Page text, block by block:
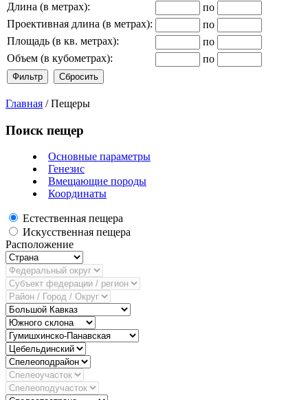
Длина (в метрах):
по
Проективная длина (в метрах):
по
Площадь (в кв. метрах):
по
Объем (в кубометрах):
по
Главная / Пещеры
Поиск пещер
Основные параметры
Генезис
Вмещающие породы
Координаты
Естественная пещера
Искусственная пещера
Расположение